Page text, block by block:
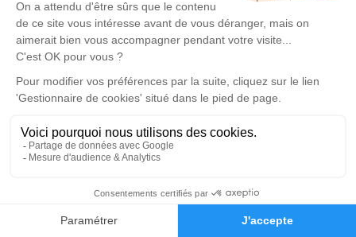
Faire-part Hommages
PILLET.
Un service de plantation d’arbre hommage est
disponible ici.
Je rends hommage
Cérémonie civile
Crématorium de Challans
27 Allée des Bretellières